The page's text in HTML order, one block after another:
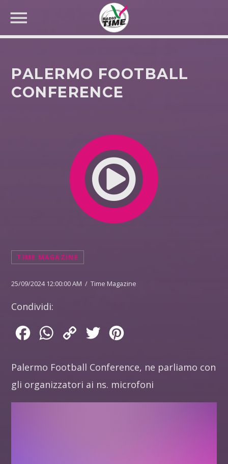
PALERMO FOOTBALL
CONFERENCE
TIME MAGAZINE
25/09/2024 12:00:00 AM / Time Magazine
Condividi:
FacebookWhatsApp
Copy
Twitter
Palermo Football Conference, ne parliamo con
gli organizzatori ai ns. microfoni